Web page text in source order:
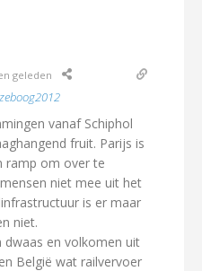
geleden
vanaf Schiphol
fruit. Parijs is
ramp om over te
niet mee uit het
is er maar
niet.
dwaas en volkomen uit
België wat railvervoer